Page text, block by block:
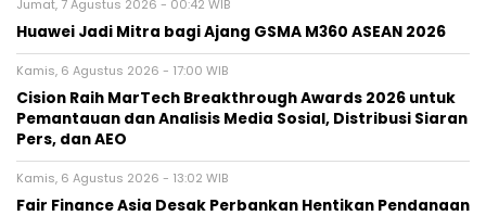
Jumat, 7 Agustus 2026 - 00:42 WIB
Huawei Jadi Mitra bagi Ajang GSMA M360 ASEAN 2026
Kamis, 6 Agustus 2026 - 17:00 WIB
Cision Raih MarTech Breakthrough Awards 2026 untuk
Pemantauan dan Analisis Media Sosial, Distribusi Siaran
Pers, dan AEO
Kamis, 6 Agustus 2026 - 13:02 WIB
Fair Finance Asia Desak Perbankan Hentikan Pendanaan